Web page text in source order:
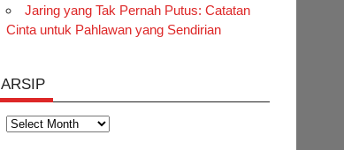
Jaring yang Tak Pernah Putus: Catatan
Cinta untuk Pahlawan yang Sendirian
ARSIP
Arsip